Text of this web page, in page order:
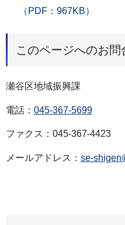
（PDF：967KB）
このページへのお問
瀬谷区地域振興課
電話： 045-367-5699
ファクス：045-367-4423
メールアドレス： se-